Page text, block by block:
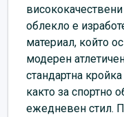
облекло е
материал, който
модерен
стандартна
както за спортно
ежедневен стил.